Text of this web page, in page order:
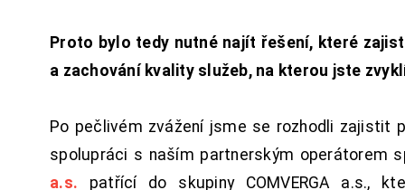
Proto bylo tedy nutné najít řešení, které
a zachování kvality služeb, na kterou jste
Po pečlivém zvážení jsme se rozhodli zajistit
spolupráci s naším partnerským operátorem
a.s. patřící do skupiny COMVERGA a.s.,